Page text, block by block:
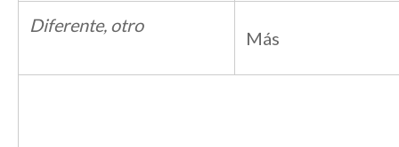
Diferente, otro
Más